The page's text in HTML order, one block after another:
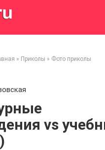
» Приколы » Фото приколы
vs